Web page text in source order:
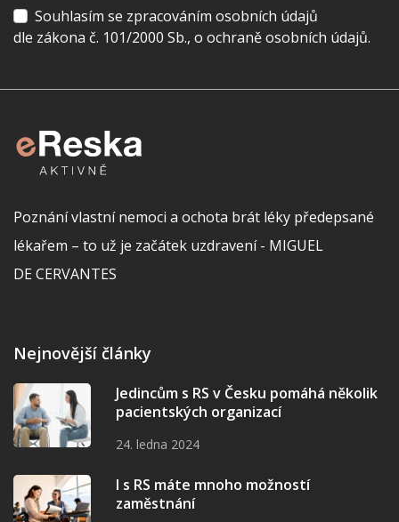
Souhlasím se zpracováním osobních údajů
dle zákona č. 101/2000 Sb., o ochraně osobních údajů.
Poznání vlastní nemoci a ochota brát léky předepsané
lékařem – to už je začátek uzdravení - MIGUEL
DE CERVANTES
Nejnovější články
Jedincům s RS v Česku pomáhá několik
pacientských organizací
24. ledna 2024
I s RS máte mnoho možností
zaměstnání